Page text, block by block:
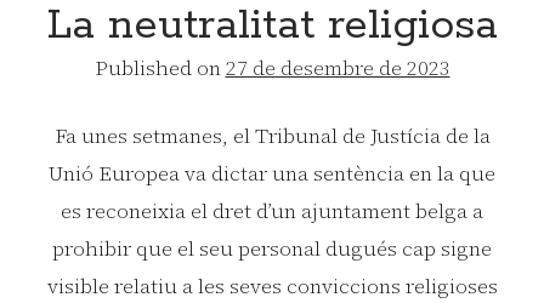
La neutralitat religiosa
Published on27 de desembre de 2023
Fa unes setmanes, el Tribunal de Justícia de la
Unió Europea va dictar una sentència en la que
es reconeixia el dret d’un ajuntament belga a
prohibir que el seu personal dugués cap signe
visible relatiu a les seves conviccions religioses